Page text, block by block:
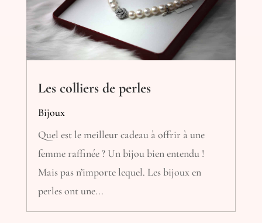
Les colliers de perles
Bijoux
Quel est le meilleur cadeau à offrir à une
femme raffinée ? Un bijou bien entendu !
Mais pas n’importe lequel. Les bijoux en
perles ont une...